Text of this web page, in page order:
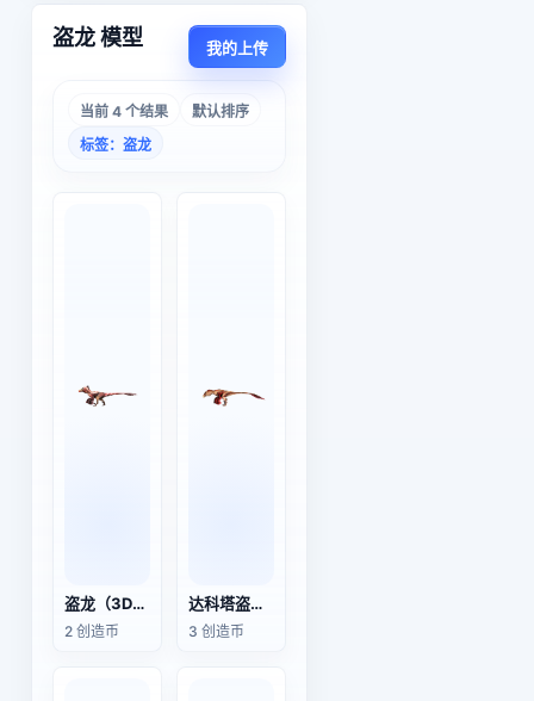
盗龙 模型 我的上传
当前 4 个结果
默认排序
标签：盗龙
盗龙（3D动画模型）
2 创造币
达科塔盗龙（3D动画模型）
3 创造币